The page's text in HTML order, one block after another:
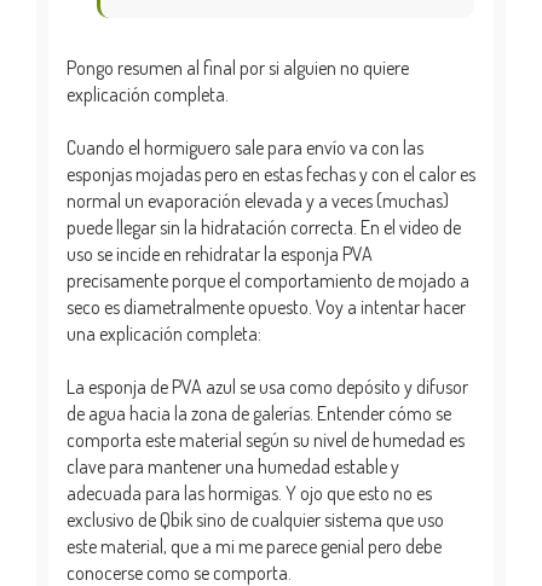
Pongo resumen al final por si alguien no quiere
explicación completa.
Cuando el hormiguero sale para envío va con las
esponjas mojadas pero en estas fechas y con el calor es
normal un evaporación elevada y a veces (muchas)
puede llegar sin la hidratación correcta. En el video de
uso se incide en rehidratar la esponja PVA
precisamente porque el comportamiento de mojado a
seco es diametralmente opuesto. Voy a intentar hacer
una explicación completa:
La esponja de PVA azul se usa como depósito y difusor
de agua hacia la zona de galerías. Entender cómo se
comporta este material según su nivel de humedad es
clave para mantener una humedad estable y
adecuada para las hormigas. Y ojo que esto no es
exclusivo de Qbik sino de cualquier sistema que uso
este material, que a mi me parece genial pero debe
conocerse como se comporta.